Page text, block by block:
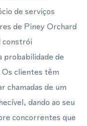
de serviços
de Piney Orchard
constrói
probabilidade de
Os clientes têm
chamadas de um
dando ao seu
concorrentes que